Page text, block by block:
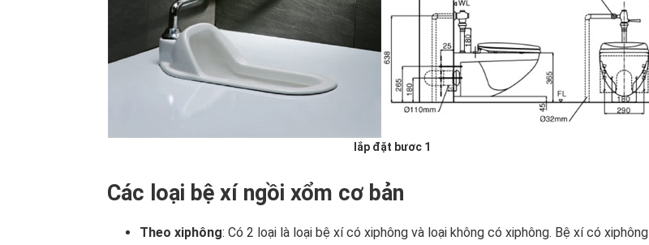
lắp đặt bươc 1
Các loại bệ xí ngồi xổm cơ bản
Theo xiphông: Có 2 loại là loại bệ xí có xiphông và loại không có xiphông. Bệ xí có xiphông